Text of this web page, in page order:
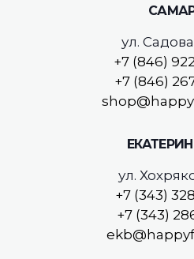
ул.
+7 (846)
+7 (846)
ул.
+7 (343)
+7 (343)